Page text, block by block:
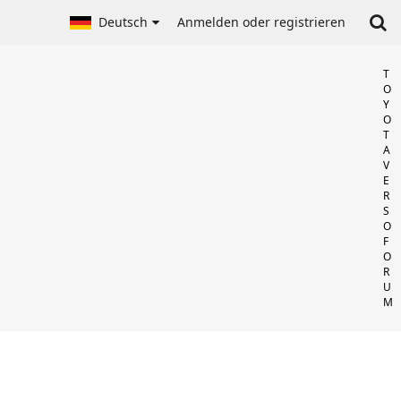
Deutsch Anmelden oder registrieren
T
O
Y
O
T
A
V
E
R
S
O
F
O
R
U
M